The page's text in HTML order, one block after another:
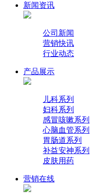
新闻资讯
公司新闻
营销快讯
行业动态
产品展示
儿科系列
妇科系列
感冒咳嗽系列
心脑血管系列
胃肠道系列
补益安神系列
皮肤用药
营销在线